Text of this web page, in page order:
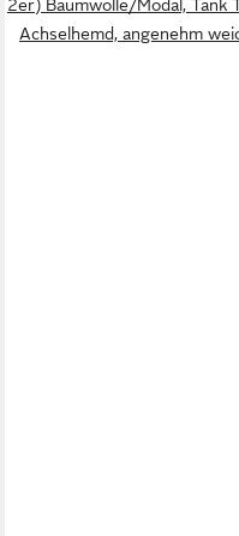
2er) Baumwolle/Modal, Tank
Achselhemd, angenehm